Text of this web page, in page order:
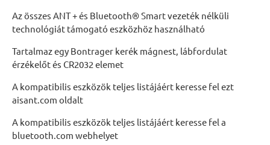
Az összes ANT + és Bluetooth® Smart vezeték nélküli
technológiát támogató eszközhöz használható
Tartalmaz egy Bontrager kerék mágnest, lábfordulat
érzékelőt és CR2032 elemet
A kompatibilis eszközök teljes listájáért keresse fel ezt
aisant.com oldalt
A kompatibilis eszközök teljes listájáért keresse fel a
bluetooth.com webhelyet